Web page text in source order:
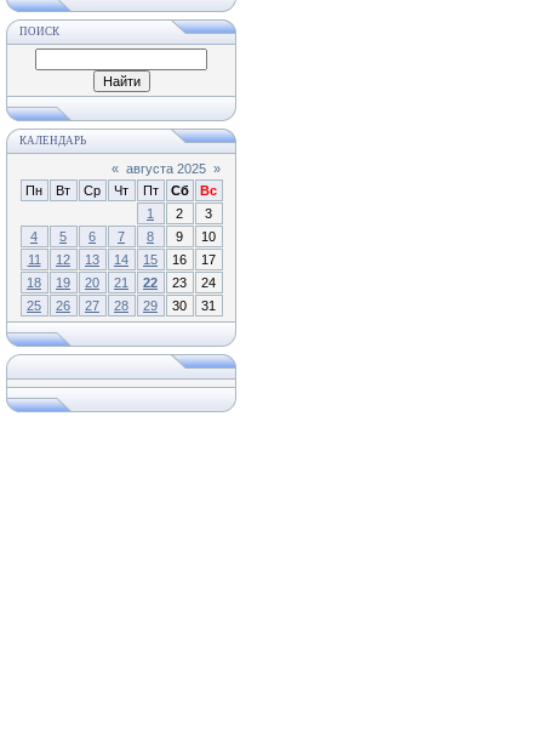
ПОИСК
КАЛЕНДАРЬ
« августа 2025 »
Пн
Вт Ср Чт Пт Сб
Вс
1
2
3
4
5 6 7 8 9
10
11
12 13 14 15 16
17
18
19 20 21 22 23
24
25
26 27 28 29 30 31